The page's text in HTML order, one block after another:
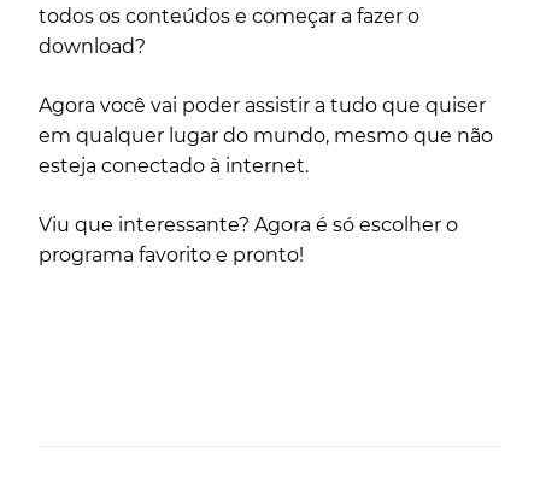
todos os conteúdos e começar a fazer o
download?
Agora você vai poder assistir a tudo que quiser
em qualquer lugar do mundo, mesmo que não
esteja conectado à internet.
Viu que interessante? Agora é só escolher o
programa favorito e pronto!